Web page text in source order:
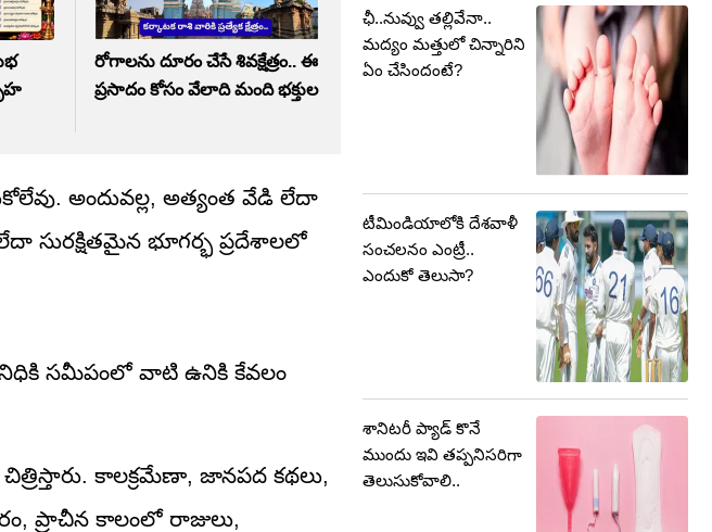
రోగాలను దూరం చేసే శివక్షేత్రం.. ఈ
ప్రసాదం కోసం వేలాది మంది భక్తుల
అందువల్ల, అత్యంత వేడి లేదా
సురక్షితమైన భూగర్భ ప్రదేశాలలో
నిధికి సమీపంలో వాటి ఉనికి కేవలం
కాలక్రమేణా, జానపద కథలు,
ప్రాచీన కాలంలో రాజులు,
ఛీ..నువ్వు తల్లివేనా..
మద్యం మత్తులో చిన్నారిని
ఏం చేసిందంటే?
టీమిండియాలోకి దేశవాళీ
సంచలనం ఎంట్రీ..
ఎందుకో తెలుసా?
శానిటరీ ప్యాడ్ కొనే
ముందు ఇవి తప్పనిసరిగా
తెలుసుకోవాలి..